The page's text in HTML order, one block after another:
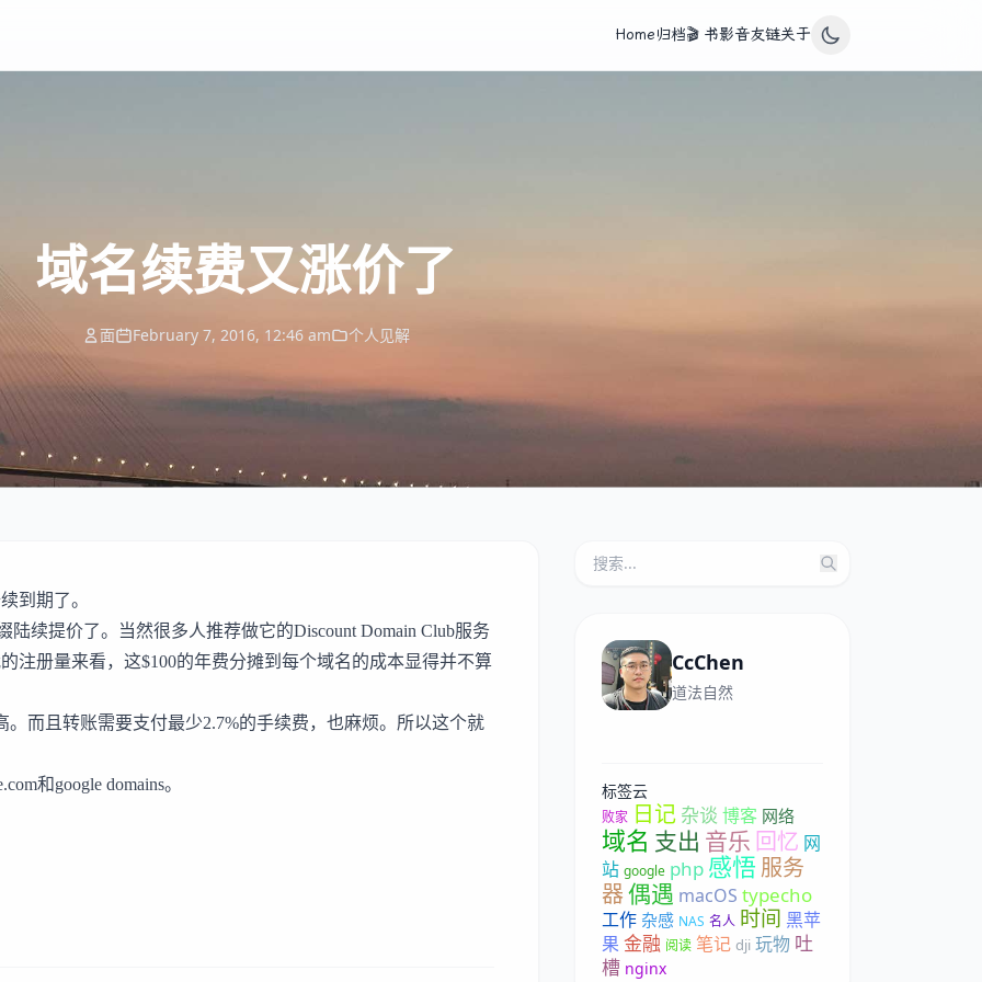
Home归档🎬 书影音友链关于
域名续费又涨价了
面 February 7, 2016, 12:46 am 个人见解
到期了。
陆续提价了。当然很多人推荐做它的Discount Domain Club服务
注册量来看，这$100的年费分摊到每个域名的成本显得并不算
。而且转账需要支付最少2.7%的手续费，也麻烦。所以这个就
和google domains。
CcChen
道法自然
标签云
败家 日记 杂谈 博客 网络
域名 支出 音乐 回忆 网
站 google php 感悟 服务
器偶遇 macOS typecho
工作 杂感 NAS 名人 时间 黑苹
果 金融 阅读 笔记 dji 玩物 吐
槽 nginx